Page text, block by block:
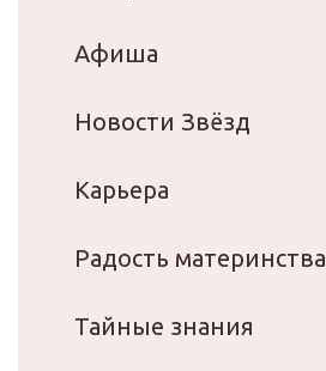
Афиша
Новости Звёзд
Карьера
Радость материнства
Тайные знания